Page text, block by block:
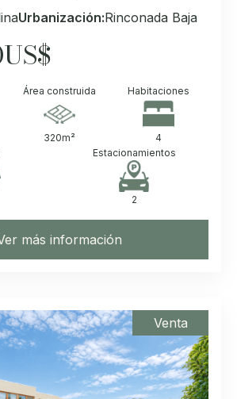
Urbanización:Rinconada Baja
US$
Área construida
320m²
Habitaciones
4
Estacionamientos
2
más información
Venta